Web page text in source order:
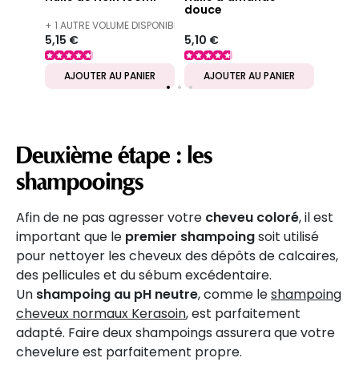
+ 1 AUTRE VOLUME DISPONIBLE
5,15 €
AJOUTER AU PANIER
douce
5,10 €
AJOUTER AU PANIER
Deuxième étape : les
shampooings
Afin de ne pas agresser votre cheveu coloré, il est
important que le premier shampoingsoit utilisé
pour nettoyer les cheveux des dépôts de calcaires,
des pellicules et du sébum excédentaire.
Un shampoing au pH neutre, comme leshampoing
cheveux normaux Kerasoin, est parfaitement
adapté. Faire deux shampoings assurera que votre
chevelure est parfaitement propre.